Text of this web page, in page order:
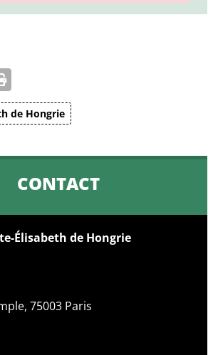
de Hongrie
CONTACT
Élisabeth de Hongrie
75003 Paris